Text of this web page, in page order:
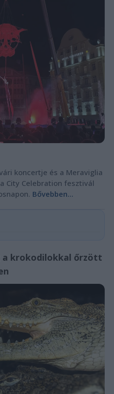
koncertje és a Meraviglia
City Celebration fesztivál
Bővebben...
krokodilokkal őrzött